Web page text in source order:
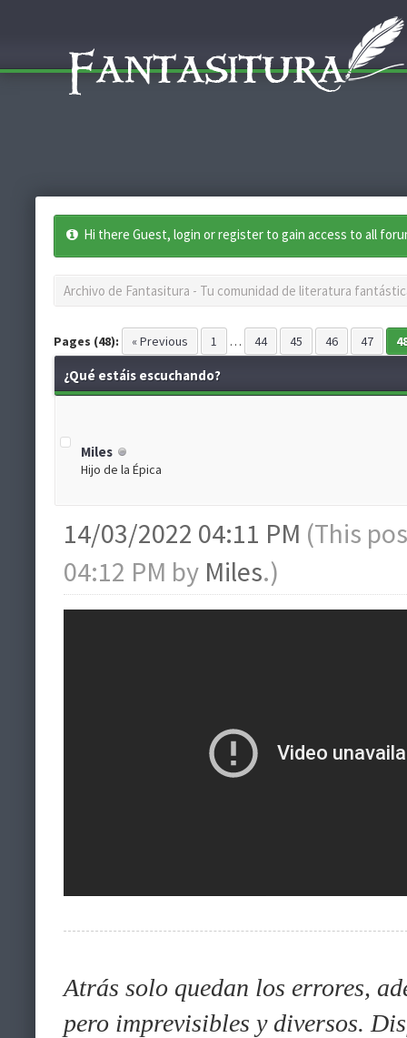
Hi there Guest, login or register to gain access to all
Archivo de Fantasitura - Tu comunidad de literatura
Pages (48): « Previous 1 … 44 45 46 47
¿Qué estáis escuchando?
Miles
Hijo de la Épica
14/03/2022 04:11 PM (This
04:12 PM by Miles.)
Atrás solo quedan los errores,
pero imprevisibles y diversos.